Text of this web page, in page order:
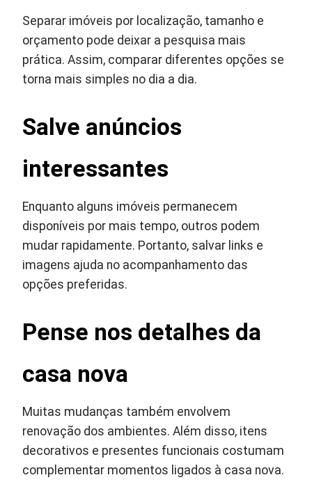
Separar imóveis por localização, tamanho e
orçamento pode deixar a pesquisa mais
prática. Assim, comparar diferentes opções se
torna mais simples no dia a dia.
Salve anúncios
interessantes
Enquanto alguns imóveis permanecem
disponíveis por mais tempo, outros podem
mudar rapidamente. Portanto, salvar links e
imagens ajuda no acompanhamento das
opções preferidas.
Pense nos detalhes da
casa nova
Muitas mudanças também envolvem
renovação dos ambientes. Além disso, itens
decorativos e presentes funcionais costumam
complementar momentos ligados à casa nova.